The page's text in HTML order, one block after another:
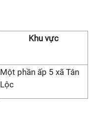
Khu vực
Một phần ấp 5 xã Tân
Lộc